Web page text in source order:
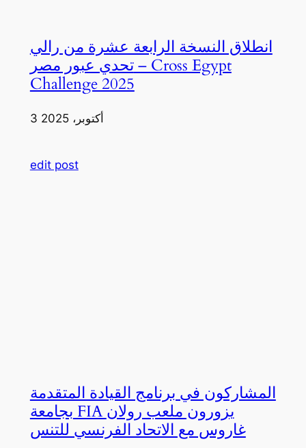
انطلاق النسخة الرابعة عشرة من رالي
تحدي عبور مصر – Cross Egypt
Challenge 2025
3 أكتوبر، 2025
edit post
المشاركون في برنامج القيادة المتقدمة
بجامعة FIA يزورون ملعب رولان
غاروس مع الاتحاد الفرنسي للتنس